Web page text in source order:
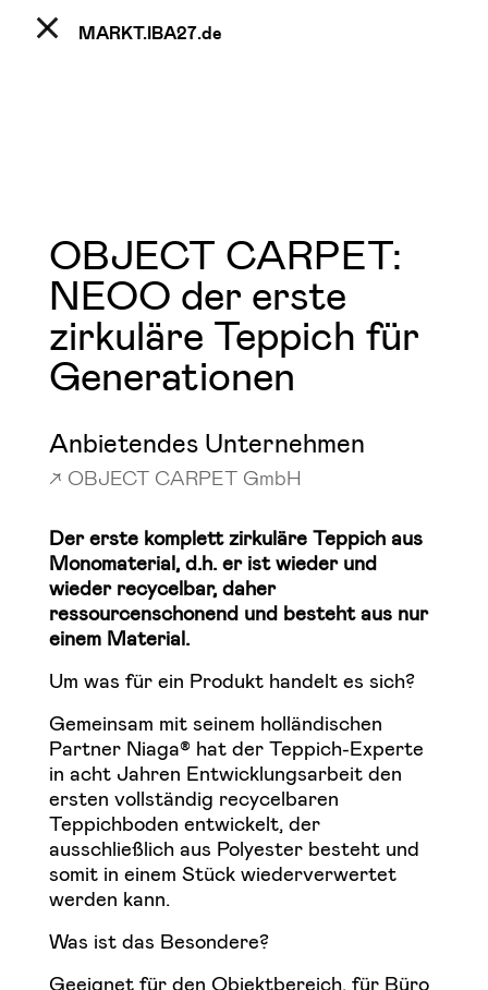
MARKT.IBA27.de
OBJECT CARPET:
NEOO der erste
zirkuläre Teppich für
Generationen
Anbietendes Unternehmen
OBJECT CARPET GmbH
Der erste komplett zirkuläre Teppich aus
Monomaterial, d.h. er ist wieder und
wieder recycelbar, daher
ressourcenschonend und besteht aus nur
einem Material.
Um was für ein Produkt handelt es sich?
Gemeinsam mit seinem holländischen
Partner Niaga® hat der Teppich-Experte
in acht Jahren Entwicklungsarbeit den
ersten vollständig recycelbaren
Teppichboden entwickelt, der
ausschließlich aus Polyester besteht und
somit in einem Stück wiederverwertet
werden kann.
Was ist das Besondere?
Geeignet für den Objektbereich, für Büro